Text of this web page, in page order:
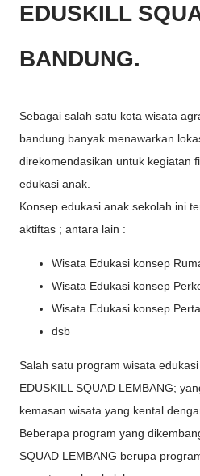
EDUSKILL
BANDUNG.
Sebagai salah satu kota wisata
bandung banyak menawarkan
direkomendasikan untuk kegiatan
edukasi anak.
Konsep edukasi anak sekolah ini
aktiftas ; antara lain :
Wisata Edukasi konsep
Wisata Edukasi konsep
Wisata Edukasi konsep
dsb
Salah satu program wisata
EDUSKILL SQUAD LEMBANG;
kemasan wisata yang kental
Beberapa program yang
SQUAD LEMBANG berupa